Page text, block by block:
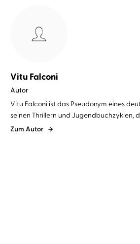
Vitu Falconi
Autor
Vitu Falconi ist das Pseudonym eines
seinen Thrillern und Jugendbuchzyklen,
Zum Autor